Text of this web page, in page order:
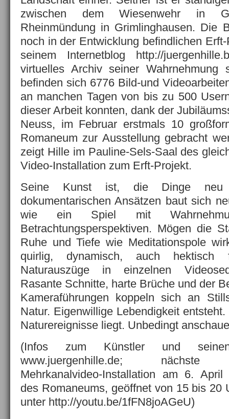
zwischen dem Wiesenwehr in
Rheinmündung in Grimlinghausen. Die
noch in der Entwicklung befindlichen
seinem Internetblog http://
virtuelles Archiv seiner Wahrnehmung
befinden sich 6776 Bild-und
an manchen Tagen von bis zu 500
dieser Arbeit konnten, dank der
Neuss, im Februar erstmals 10
Romaneum zur Ausstellung gebracht
zeigt Hille im Pauline-Sels-Saal des
Video-Installation zum Erft-Projekt.
Seine Kunst ist, die Dinge
dokumentarischen Ansätzen baut sich
wie ein Spiel mit
Betrachtungsperspektiven. Mögen die
Ruhe und Tiefe wie Meditationspole
quirlig, dynamisch, auch hektisch
Naturauszüge in einzelnen
Rasante Schnitte, harte Brüche und der
Kameraführungen koppeln sich an
Natur. Eigenwillige Lebendigkeit
Naturereignisse liegt. Unbedingt
(Infos zum Künstler und
www.juergenhille.de; nächste
Mehrkanalvideo-Installation am 6.
des Romaneums, geöffnet von 15 bis 20
unter http://youtu.be/1fFN8joAGeU)